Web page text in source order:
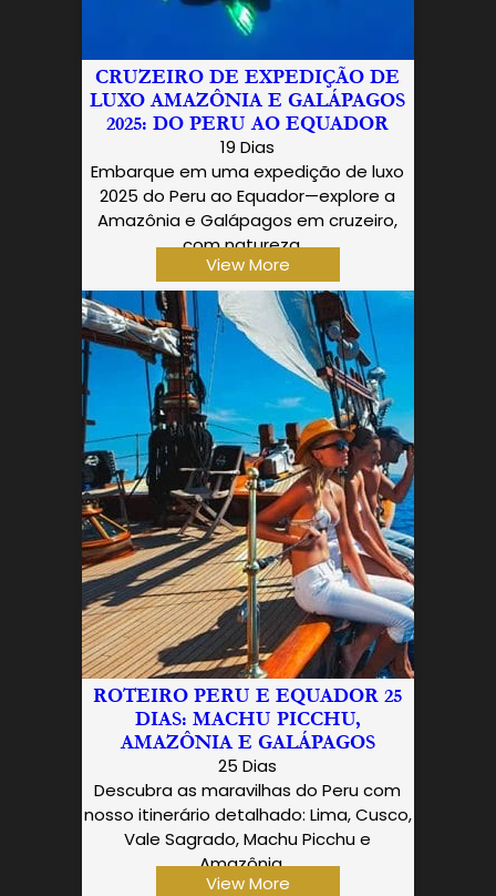
CRUZEIRO DE EXPEDIÇÃO DE
LUXO AMAZÔNIA E GALÁPAGOS
2025: DO PERU AO EQUADOR
19 Dias
Embarque em uma expedição de luxo
2025 do Peru ao Equador—explore a
Amazônia e Galápagos em cruzeiro,
com natureza,…
View More
ROTEIRO PERU E EQUADOR 25
DIAS: MACHU PICCHU,
AMAZÔNIA E GALÁPAGOS
25 Dias
Descubra as maravilhas do Peru com
nosso itinerário detalhado: Lima, Cusco,
Vale Sagrado, Machu Picchu e
Amazônia.…
View More